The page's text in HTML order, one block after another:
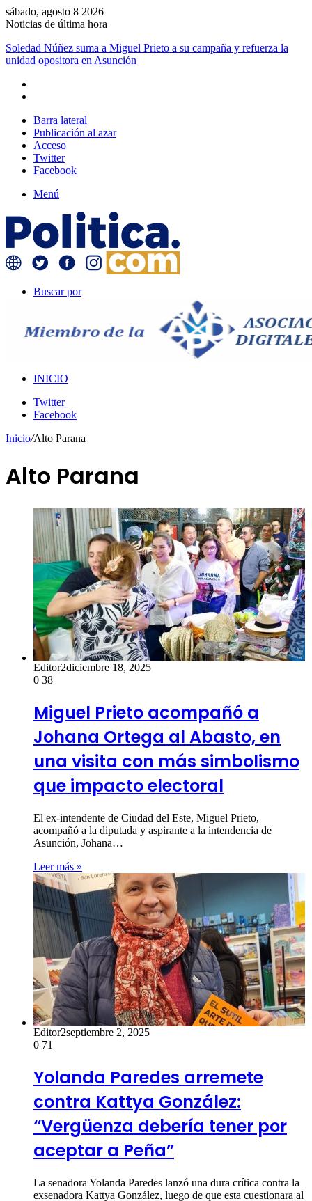
sábado, agosto 8 2026
Noticias de última hora
Soledad Núñez suma a Miguel Prieto a su campaña y refuerza la
unidad opositora en Asunción
Barra lateral
Publicación al azar
Acceso
Twitter
Facebook
Menú
Buscar por
INICIO
Twitter
Facebook
Inicio/Alto Parana
Alto Parana
Editor2diciembre 18, 2025
0 38
Miguel Prieto acompañó a
Johana Ortega al Abasto, en
una visita con más simbolismo
que impacto electoral
El ex-intendente de Ciudad del Este, Miguel Prieto,
acompañó a la diputada y aspirante a la intendencia de
Asunción, Johana…
Leer más »
Editor2septiembre 2, 2025
0 71
Yolanda Paredes arremete
contra Kattya González:
“Vergüenza debería tener por
aceptar a Peña”
La senadora Yolanda Paredes lanzó una dura crítica contra la
exsenadora Kattya González, luego de que esta cuestionara al